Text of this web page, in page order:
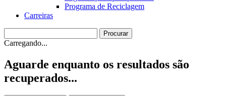
Programa de Reciclagem
Carreiras
Carregando...
Aguarde enquanto os resultados são
recuperados...